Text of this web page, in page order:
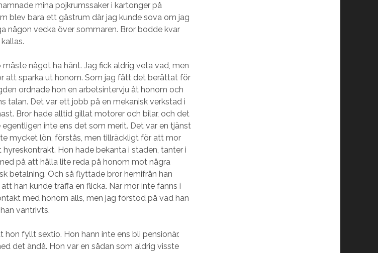
mina pojkrumssaker i kartonger på
blev bara ett gästrum där jag kunde sova om jag
någon vecka över sommaren. Bror bodde kvar
något ha hänt. Jag fick aldrig veta vad, men
att sparka ut honom. Som jag fått det berättat för
ordnade hon en arbetsintervju åt honom och
talan. Det var ett jobb på en mekanisk verkstad i
Bror hade alltid gillat motorer och bilar, och det
inte ens det som merit. Det var en tjänst
mycket lön, förstås, men tillräckligt för att mor
Hon hade bekanta i staden, tanter i
på att hålla lite reda på honom mot några
betalning. Och så flyttade bror hemifrån han
han kunde träffa en flicka. När mor inte fanns i
med honom alls, men jag förstod på vad han
vantrivts.
fyllt sextio. Hon hann inte ens bli pensionär.
det ändå. Hon var en sådan som aldrig visste